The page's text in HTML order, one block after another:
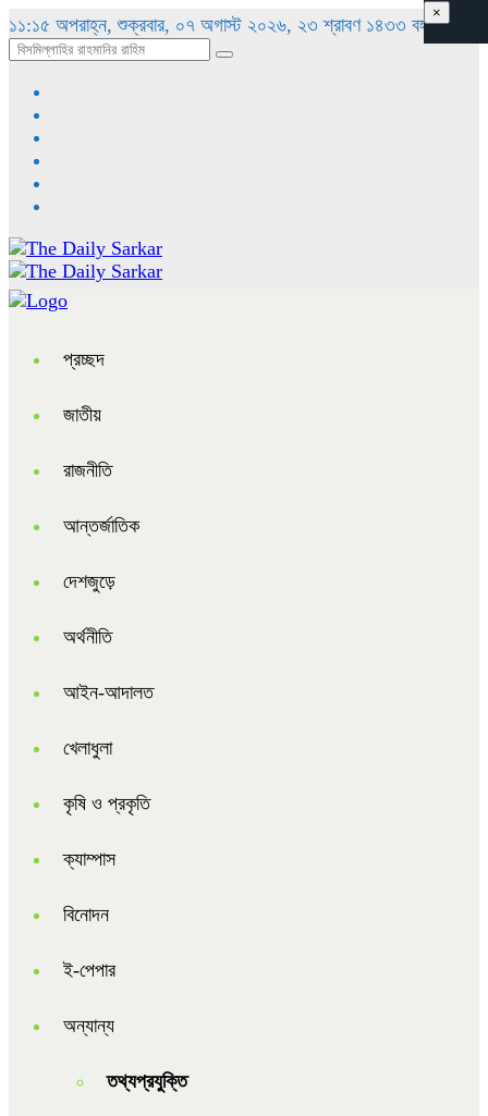
১১:১৫ অপরাহ্ন, শুক্রবার, ০৭ অগাস্ট ২০২৬, ২৩ শ্রাবণ ১৪৩৩ বঙ্গাব্দ
প্রচ্ছদ
জাতীয়
রাজনীতি
আন্তর্জাতিক
দেশজুড়ে
অর্থনীতি
আইন-আদালত
খেলাধুলা
কৃষি ও প্রকৃতি
ক্যাম্পাস
বিনোদন
ই-পেপার
অন্যান্য
তথ্যপ্রযুক্তি
×